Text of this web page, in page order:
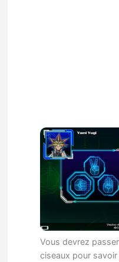
Vous devrez
ciseaux pour